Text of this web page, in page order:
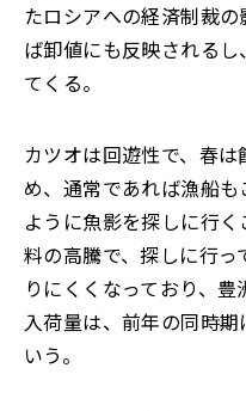
たロシアへの経済制裁
ば卸値にも反映される
てくる。
カツオは回遊性で、春
め、通常であれば漁船
ように魚影を探しに行
料の高騰で、探しに行
りにくくなっており、
入荷量は、前年の同時
いう。